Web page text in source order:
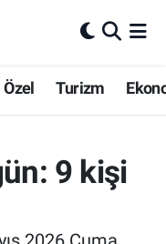
Turizm
9 kişi